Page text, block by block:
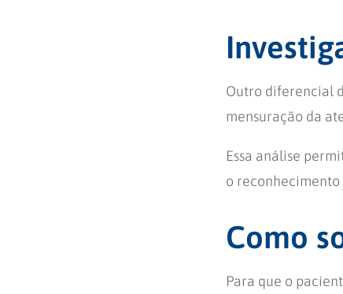
Outro diferencial
mensuração da
Essa análise
o
Como
Para que o